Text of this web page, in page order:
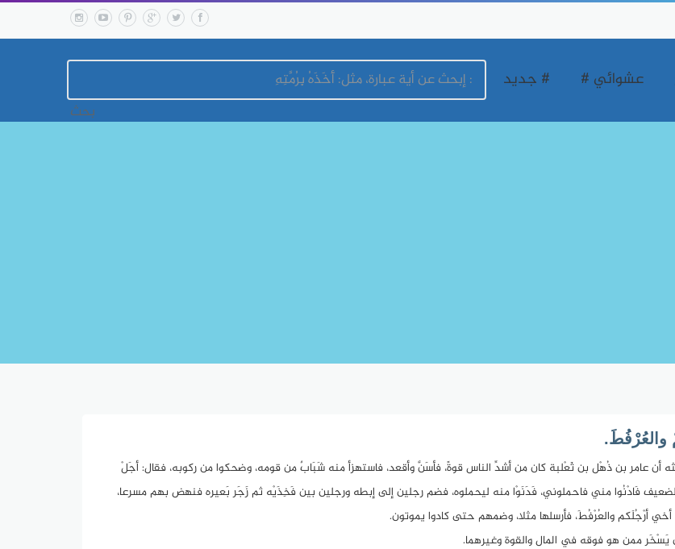
عشوائي # # جديد
والعُرْفُطَ.
أن عامر بن ذُهْل بن ثَعْلبة كان من أشدِّ الناس قوةً، فأسَنَّ وأقعد، فاستهزأ منه شَبَابٌ من قومه، وضحكوا من ركوبه، فقال: أجَلْ
لضعيف فَادْنُوا مني فاحملوني، فَدَنَوْا منه ليحملوه، فضم رجلين إلى إبطه ورجلين بين فَخِذَيْه ثم زَجَر بَعيره فنهض بهم مسرعا،
أرْجُلَكم والعُرْفُطَ، فأرسلها مثلا، وضمهم حتى كادوا يموتون.
ممن هو فوقه في المال والقوة وغيرهما.